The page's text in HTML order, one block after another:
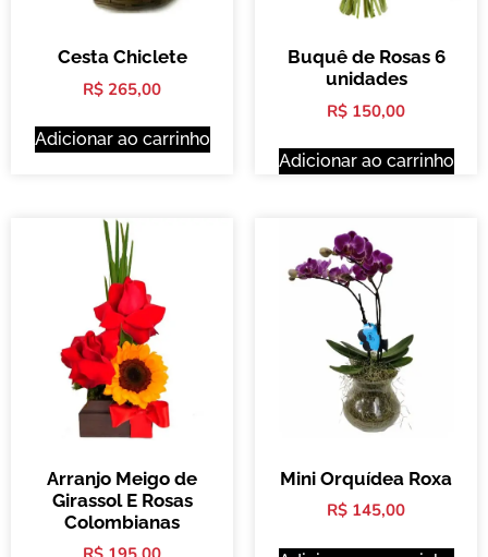
Cesta Chiclete
R$ 265,00
Adicionar ao carrinho
Buquê de Rosas 6
unidades
R$ 150,00
Adicionar ao carrinho
Arranjo Meigo de
Girassol E Rosas
Colombianas
Mini Orquídea Roxa
R$ 145,00